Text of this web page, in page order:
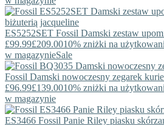
ES5252SET Fossil Damski zestaw
£99.99£209.0010% zniżki na
w magazynieSale
Fossil Damski nowoczesny zegarek
£96.99£139.0010% zniżki na
w magazynie
ES3466 Fossil Panie Riley piasku